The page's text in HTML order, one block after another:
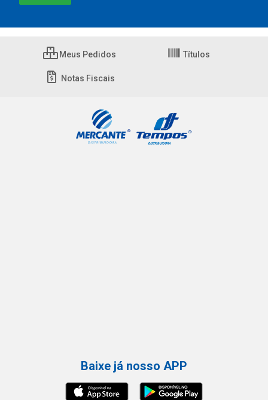
Meus Pedidos Títulos
Notas Fiscais
Baixe já nosso APP